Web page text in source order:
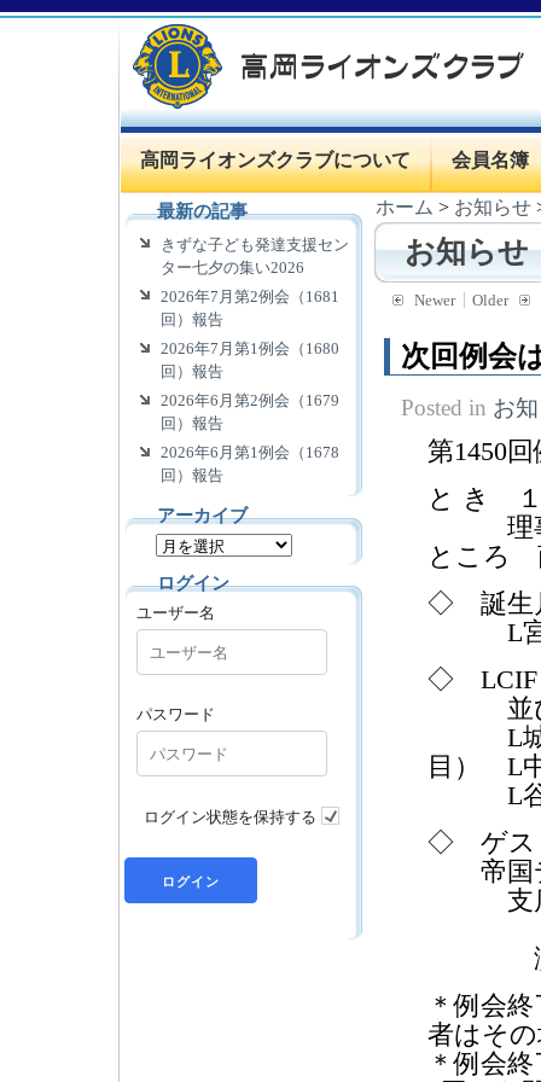
高岡ライオンズクラブについて 会員名簿
ホーム > お知らせ
お知らせ
Newer Older
次回例会
Posted in お
第1450
と き １
理事
ところ
◇ 誕生
L宮
◇ LCIF
並び
L城
目） L
L谷口
◇ ゲス
帝国
支
演
＊例会
者はそ
＊例会
最新の記事
きずな子ども発達支援セン
ター七夕の集い2026
2026年7月第2例会（1681
回）報告
2026年7月第1例会（1680
回）報告
2026年6月第2例会（1679
回）報告
2026年6月第1例会（1678
回）報告
アーカイブ
ログイン
ユーザー名
パスワード
ログイン状態を保持する